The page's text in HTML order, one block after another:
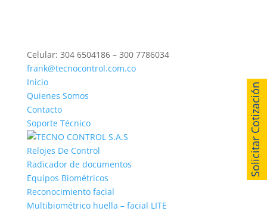
Celular: 304 6504186 – 300 7786034
frank@tecnocontrol.com.co
Inicio
Quienes Somos
Contacto
Soporte Técnico
Relojes De Control
Radicador de documentos
Equipos Biométricos
Reconocimiento facial
Multibiométrico huella – facial LITE
Solicitar Cotización